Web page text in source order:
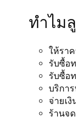
ทำไม
ให้รา
รับซื้อ
รับซื้อ
บริกา
จ่ายเ
ร้านจ